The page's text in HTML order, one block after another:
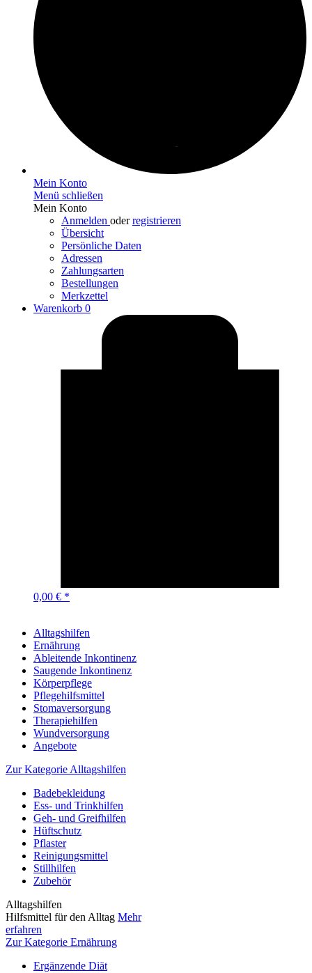
Mein Konto
Menü schließen
Mein Konto
Anmelden oderregistrieren
Übersicht
Persönliche Daten
Adressen
Zahlungsarten
Bestellungen
Merkzettel
Warenkorb 0
0,00 € *
Alltagshilfen
Ernährung
Ableitende Inkontinenz
Saugende Inkontinenz
Körperpflege
Pflegehilfsmittel
Stomaversorgung
Therapiehilfen
Wundversorgung
Angebote
Zur Kategorie Alltagshilfen
Badebekleidung
Ess- und Trinkhilfen
Geh- und Greifhilfen
Hüftschutz
Pflaster
Reinigungsmittel
Stillhilfen
Zubehör
Alltagshilfen
Hilfsmittel für den Alltag Mehr
erfahren
Zur Kategorie Ernährung
Ergänzende Diät